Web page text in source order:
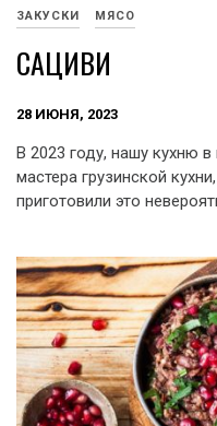
ЗАКУСКИ МЯСО
САЦИВИ
28 ИЮНЯ, 2023
В 2023 году, нашу кухню
мастера грузинской
приготовили это